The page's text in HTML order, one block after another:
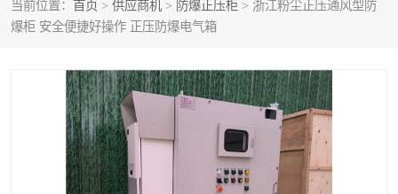
当前位置： 首页 > 供应商机 > 防爆正压柜 > 浙江粉尘正压通风型防
爆柜 安全便捷好操作 正压防爆电气箱
防爆操作柱 防爆监视显示器